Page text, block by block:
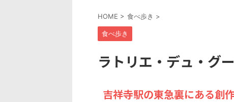
HOME > 食べ歩き >
食べ歩き
ラトリエ・デュ・グ
吉祥寺駅の東急裏にある創